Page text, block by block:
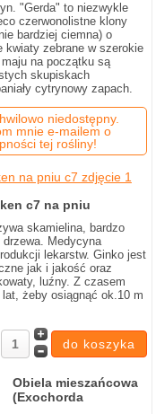
"Gerda" to niezwykle
czerwonolistne klony
bardziej ciemna) o
kwiaty zebrane w szerokie
na początku są
skupiskach
cytrynowy zapach.
niedostępny.
mnie e-mailem o
tej rośliny!
c7 na pniu
skamielina, bardzo
drzewa. Medycyna
lekarstw. Ginko jest
jak i jakość oraz
luźny. Z czasem
żeby osiągnąć ok.10 m
Obiela mieszańcowa
(Exochorda